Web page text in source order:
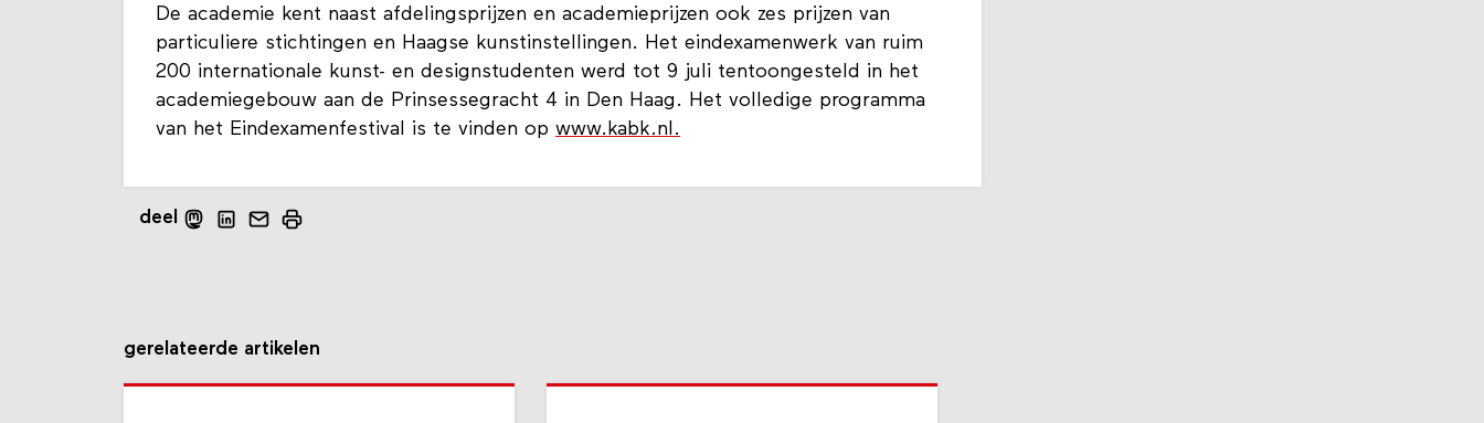
De academie kent naast afdelingsprijzen en academieprijzen ook zes prijzen van
particuliere stichtingen en Haagse kunstinstellingen. Het eindexamenwerk van ruim
200 internationale kunst- en designstudenten werd tot 9 juli tentoongesteld in het
academiegebouw aan de Prinsessegracht 4 in Den Haag. Het volledige programma
van het Eindexamenfestival is te vinden op www.kabk.nl.
deel
gerelateerde artikelen